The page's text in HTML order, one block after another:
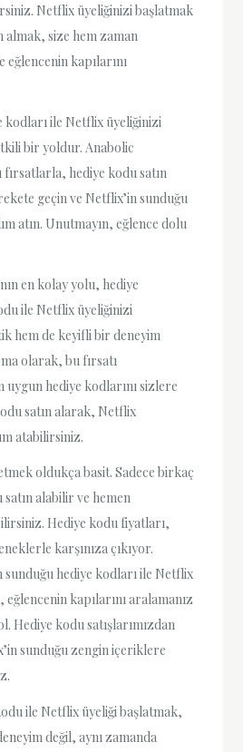
Netflix üyeliğinizi başlatmak
almak, size hem zaman
eğlencenin kapılarını
kodları ile Netflix üyeliğinizi
bir yoldur. Anabolic
fırsatlarla, hediye kodu satın
geçin ve Netflix’in sunduğu
atın. Unutmayın, eğlence dolu
en kolay yolu, hediye
ile Netflix üyeliğinizi
hem de keyifli bir deneyim
olarak, bu fırsatı
uygun hediye kodlarını sizlere
satın alarak, Netflix
atabilirsiniz.
oldukça basit. Sadece birkaç
alabilir ve hemen
Hediye kodu fiyatları,
karşınıza çıkıyor.
sunduğu hediye kodları ile Netflix
kapılarını aralamanız
Hediye kodu satışlarımızdan
sunduğu zengin içeriklere
ile Netflix üyeliği başlatmak,
değil, aynı zamanda